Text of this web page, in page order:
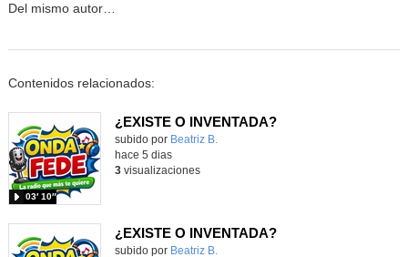
Del mismo autor…
Contenidos relacionados:
¿EXISTE O INVENTADA?
Contenido educativo.
subido por Beatriz B.
03′ 10″
hace 5 dias
3visualizaciones
¿EXISTE O INVENTADA?
Contenido educativo.
subido por Beatriz B.